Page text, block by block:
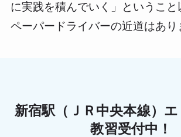
に実践を積んでいく」ということ
ペーパードライバーの近道はあり
新宿駅（ＪＲ中央本線）
教習受付中！